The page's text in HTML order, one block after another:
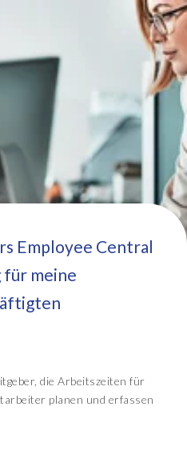
Employee Central
meine
die Arbeitszeiten für
planen und erfassen